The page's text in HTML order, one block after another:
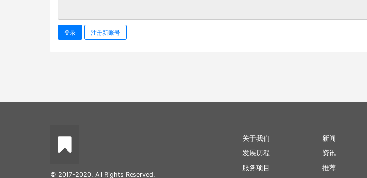
登录 注册新账号
© 2017-2020. All Rights Reserved.
关于我们
发展历程
服务项目
新闻
资讯
推荐